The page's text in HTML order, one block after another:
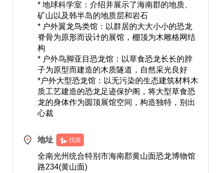
* 地球科学室：介绍并展示了海南郡的地质、
矿山以及韩半岛的地质层和岩石
* 户外翼龙鸟类馆：以群居的大大小小的恐龙
脊骨为原形而设计的展馆，棚顶为木雕格网结
构
* 户外鸟脚亚目恐龙馆：以草食恐龙长长的脖
子为原型而建造的木质隧道，自然采光良好
*户外大型恐龙馆：以无污染的生态建筑材料木
质工艺建造的恐龙足迹保护阁，将大型草食恐
龙的身体作为圆顶展馆空间，构造独特，别出
心裁
地址 找路
全南光州统合特别市海南郡黄山面恐龙博物馆
路234(黄山面)